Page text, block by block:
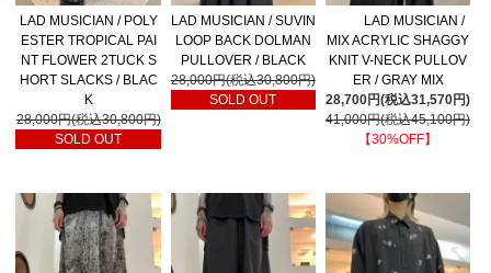
LAD MUSICIAN / POLY
ESTER TROPICAL PAI
NT FLOWER 2TUCK S
HORT SLACKS / BLAC
K
28,000円(税込30,800円)
SOLD OUT
LAD MUSICIAN / SUVIN
LOOP BACK DOLMAN
PULLOVER / BLACK
28,000円(税込30,800円)
SOLD OUT
LAD MUSICIAN /
MIX ACRYLIC SHAGGY
KNIT V-NECK PULLOV
ER / GRAY MIX
28,700円(税込31,570円)
41,000円(税込45,100円)
【30%OFF】